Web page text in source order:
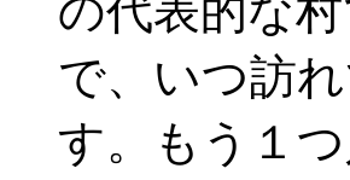
の代表的な
で、いつ訪
す。もう１